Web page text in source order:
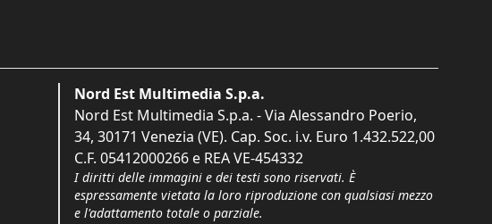
Nord Est Multimedia S.p.a.
Nord Est Multimedia S.p.a. - Via Alessandro Poerio,
34, 30171 Venezia (VE). Cap. Soc. i.v. Euro 1.432.522,00
C.F. 05412000266 e REA VE-454332
I diritti delle immagini e dei testi sono riservati. È
espressamente vietata la loro riproduzione con qualsiasi mezzo
e l'adattamento totale o parziale.